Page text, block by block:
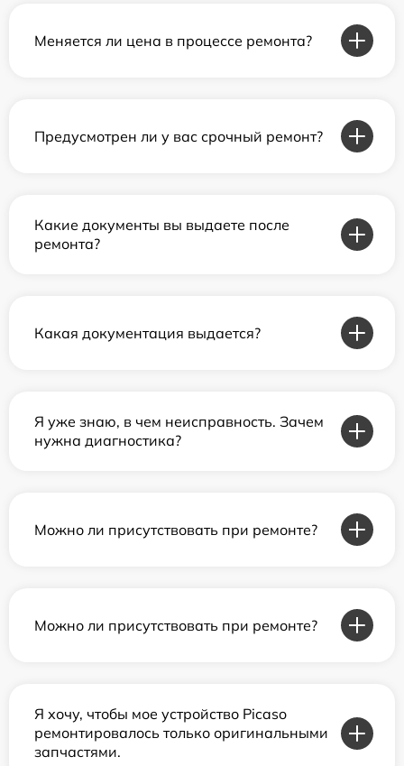
Меняется ли цена в процессе ремонта?
Предусмотрен ли у вас срочный ремонт?
Какие документы вы выдаете после
ремонта?
Какая документация выдается?
Я уже знаю, в чем неисправность. Зачем
нужна диагностика?
Можно ли присутствовать при ремонте?
Можно ли присутствовать при ремонте?
Я хочу, чтобы мое устройство Picaso
ремонтировалось только оригинальными
запчастями.